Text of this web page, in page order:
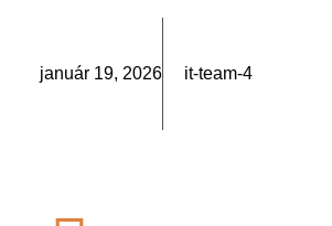
január 19, 2026 it-team-4